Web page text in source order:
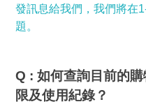
發訊息給我們，我們將在
題。
Q : 如何查詢目前的
限及使用紀錄？